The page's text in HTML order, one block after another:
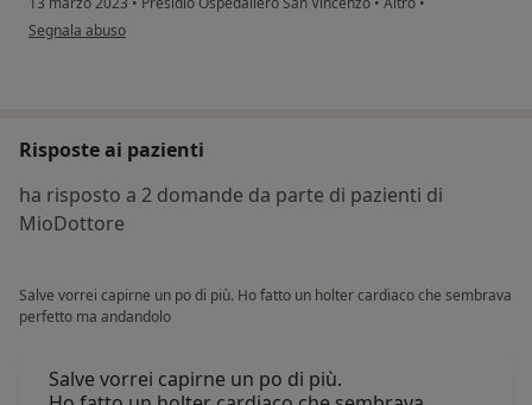
secondo l'opinione dell'utente Agnese
Segnala abuso
Risposte ai pazienti
ha risposto a 2 domande da parte di pazienti di
MioDottore
Salve vorrei capirne un po di più. Ho fatto un holter cardiaco che sembrava
perfetto ma andandolo
Salve vorrei capirne un po di più.